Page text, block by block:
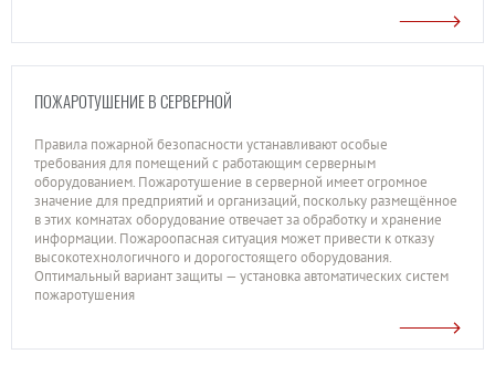
ПОЖАРОТУШЕНИЕ В СЕРВЕРНОЙ
Правила пожарной безопасности устанавливают особые
требования для помещений с работающим серверным
оборудованием. Пожаротушение в серверной имеет огромное
значение для предприятий и организаций, поскольку размещённое
в этих комнатах оборудование отвечает за обработку и хранение
информации. Пожароопасная ситуация может привести к отказу
высокотехнологичного и дорогостоящего оборудования.
Оптимальный вариант защиты — установка автоматических систем
пожаротушения